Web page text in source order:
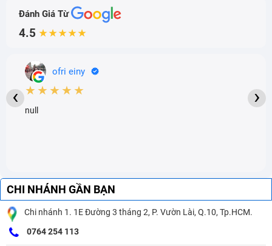
Đánh Giá Từ
4.5 ★★★★★
ofri einy
★★★★★
null
‹ ›
CHI NHÁNH GẦN BẠN
Chi nhánh 1. 1E Đường 3 tháng 2, P. Vườn Lài, Q.10, Tp.HCM.
0764 254 113